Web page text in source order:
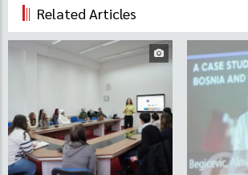
Related Articles